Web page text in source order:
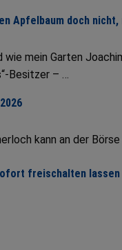
Apfelbaum doch
wie mein Garten
Besitzer – …
kann an der
freischalten